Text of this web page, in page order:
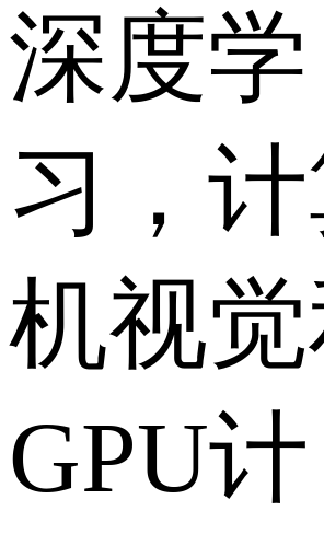
深度学
习，
机视
GPU计